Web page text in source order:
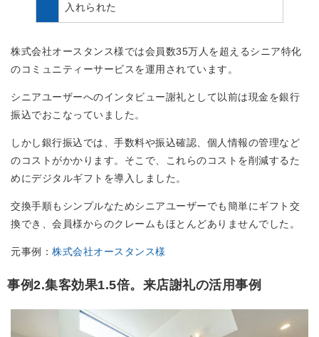
入れられた
株式会社オースタンス様では会員数35万人を超えるシニア特化
のコミュニティーサービスを運用されています。
シニアユーザーへのインタビュー謝礼として以前は現金を銀行
振込でおこなっていました。
しかし銀行振込では、手数料や振込確認、個人情報の管理など
のコストがかかります。そこで、これらのコストを削減するた
めにデジタルギフトを導入しました。
交換手順もシンプルなためシニアユーザーでも簡単にギフト交
換でき、会員様からのクレームもほとんどありませんでした。
元事例： 株式会社オースタンス様
事例2.集客効果1.5倍。来店謝礼の活用事例